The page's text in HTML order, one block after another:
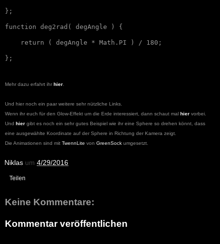
};
function deg2rad( degAngle ) {
    return ( degAngle * Math.PI ) / 180;
Mehr dazu erfahrt ihr hier
Und hier noch ein paar weitere sehr nützliche Links
Wenn ihr euch für den Glow-Effekt um die Erde interessiert , dann schaut mal hier vorbei.
Und hier gibt es noch ein sehr gutes Beispiel wie ihr eine Sphere so drehen könnt, dass
eine ausgewählte Koordinate auf der Sphere in Richtung der Kamera zeigt
Die Animationen sind mit TwennLite von GreenSock umgesetzt.
Niklas um 4/29/2016
Teilen
Keine Kommentare:
Kommentar veröffentlichen